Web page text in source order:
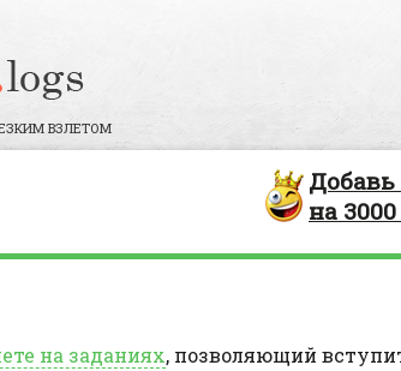
ВЗЛЕТОМ
Добавь
на 3000
на заданиях, позволяющий